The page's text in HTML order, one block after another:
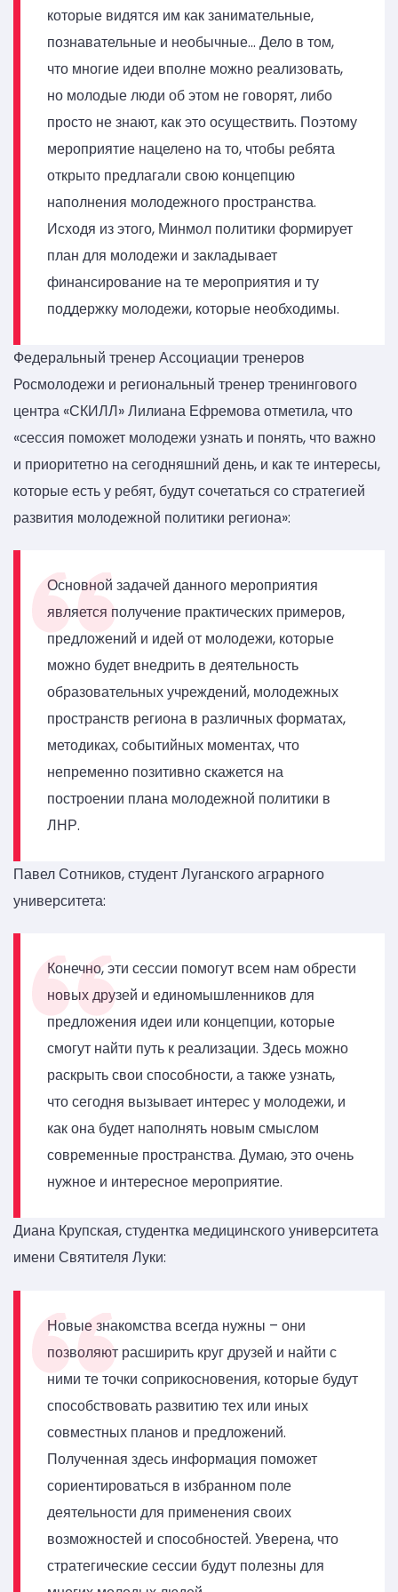
которые видятся им как занимательные,
познавательные и необычные… Дело в том,
что многие идеи вполне можно реализовать,
но молодые люди об этом не говорят, либо
просто не знают, как это осуществить. Поэтому
мероприятие нацелено на то, чтобы ребята
открыто предлагали свою концепцию
наполнения молодежного пространства.
Исходя из этого, Минмол политики формирует
план для молодежи и закладывает
финансирование на те мероприятия и ту
поддержку молодежи, которые необходимы.
Федеральный тренер Ассоциации тренеров
Росмолодежи и региональный тренер тренингового
центра «СКИЛЛ» Лилиана Ефремова отметила, что
«сессия поможет молодежи узнать и понять, что важно
и приоритетно на сегодняшний день, и как те интересы,
которые есть у ребят, будут сочетаться со стратегией
развития молодежной политики региона»:
Основной задачей данного мероприятия
является получение практических примеров,
предложений и идей от молодежи, которые
можно будет внедрить в деятельность
образовательных учреждений, молодежных
пространств региона в различных форматах,
методиках, событийных моментах, что
непременно позитивно скажется на
построении плана молодежной политики в
ЛНР.
Павел Сотников, студент Луганского аграрного
университета:
Конечно, эти сессии помогут всем нам обрести
новых друзей и единомышленников для
предложения идеи или концепции, которые
смогут найти путь к реализации. Здесь можно
раскрыть свои способности, а также узнать,
что сегодня вызывает интерес у молодежи, и
как она будет наполнять новым смыслом
современные пространства. Думаю, это очень
нужное и интересное мероприятие.
Диана Крупская, студентка медицинского университета
имени Святителя Луки:
Новые знакомства всегда нужны – они
позволяют расширить круг друзей и найти с
ними те точки соприкосновения, которые будут
способствовать развитию тех или иных
совместных планов и предложений.
Полученная здесь информация поможет
сориентироваться в избранном поле
деятельности для применения своих
возможностей и способностей. Уверена, что
стратегические сессии будут полезны для